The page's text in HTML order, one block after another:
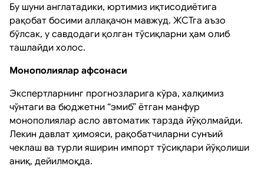
Бу шуни англатадики, юртимиз иқтисодиётига
рақобат босими аллақачон мавжуд. ЖСТга аъзо
бўлсак, у савдодаги қолган тўсиқларни ҳам олиб
ташлайди холос.
Монополиялар афсонаси
Экспертларнинг прогнозларига кўра, халқимиз
чўнтаги ва бюджетни “эмиб” ётган манфур
монополиялар асло автоматик тарзда йўқолмайди.
Лекин давлат ҳимояси, рақобатчиларни сунъий
чеклаш ва турли яширин импорт тўсиқлари йўқолиши
аниқ, дейилмоқда.